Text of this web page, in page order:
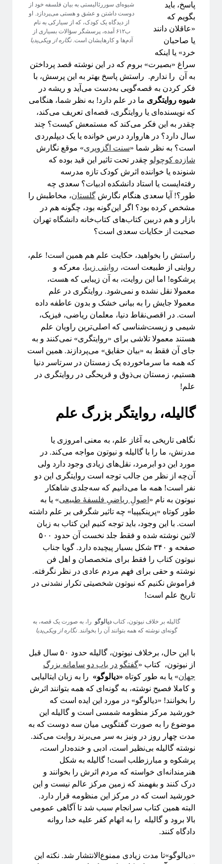
پشت‌پرده نجوم
#شرح_پیچیدگی
دوره «مقدمه‌ای بر بازبهنجارش»
آیا فیزیک می‌تواند شبکه‌های اجتماعی را مدل‌سازی کند؟
برچسب‌ها
Emergence آشوب آمار آینشتین
اخترفیزیک انتخاب رشته انتروپی
انرژی تاریک بازبهنجارش برآمدگی
تحصیلات تکمیلی ترویج علم
دکتری روایتگری در علم
سیستم‌های پیچیده
شبکه‌های پیچیده ظهور
ظهوریافتگی
ماشین لرنینگ مقیاس مکانیک آماری
مکانیک کوانتومی نجوم نسبیت
نسبیت عام نیوتون همه‌گیری پایتون
پدیدارگی پدیده‌های بحرانی
پیچیدگی
کرونا
کهکشان کوانتوم
کیهان شناسی گالیله گذار فاز
یادگیری ماشین
دسته‌ها
آموزش ریاضی
آموزشی
اختر فیزیک
اسرار کوانتومی
برنامه‌نویسی و کار با داده
تاریخ علم
تصاویر
جامعه علمی
خرافات
درباره دانشمندان
دوره دکتری
رادیوفیزیک
روایتگری در علم
ریاضی
زندگی علمی
سایر
سخن اندیشمندان
سیستم‌های پیچیده
سینما
شبه علم
شیوه‌ای سوررئالیستی به بیان فلسفه خود از
دوست داشتن و عشق و هستی می‌پردازد. او
از دیدگاه یک کودک، که از سیارکی به نام
ب۶۱۲ آمده، پرسشگر سؤالات بسیاری از
آدم‌ها و کارهایشان است.نگاره از ویکی‌پدیا
پاسخ، باید
بگویم که
«عاقلان دانند
یا صاحبان
خرد» یا اینکه
سراغ «بصیرت» بروم که در این نوشته قصد پرداختن
به آن را ندارم. راستش پاسخ بهتر به این پرسش، با
فکر کردن به قصه‌گویی به‌دست می‌آید و ریشه در
شیوه روایتگری ما در علم دارد! به نظر شما، هنگامی
که نویسنده‌ای یا روایتگری، قصه‌ای تعریف می‌کند،
چقدر به این فکر می‌کند که مستمعش کیست؟ چند
سال دارد؟ در هاروارد درس خوانده یا یک دیپلم‌ردی
است؟ به نظر شما «سنت‌ اگزوپری» موقع نگارش
شازده کوچولو چقدر تحت تاثیر این قید بوده که
شنونده یا خواننده‌ اثرش کودک تازه مدرسه
رفته‌ایست یا استاد دانشکده ادبیات؟ سعدی چه
طور؟! آیا سعدی هنگام نگارشگلستان، مخاطبش را
مشخص‌ کرده بود؟ اگر این‌گونه بود، چگونه هم در
بازار و هم دربین کتاب‌های کتاب‌خانه دانشگاه تهران
صحبت از حکایات سعدی است؟
راستش را بخواهید، حکایت علم هم همین است! علم،
روایتی از طبیعت است، روایتی زیبا، معرکه و
پرشکوه! اما این روایت، به آن زیبایی که هست،
معمولا نقل نشده و نمی‌شود. روایتگری در علم
معمولا جایش را به بیانی خشک و بدون عاطفه داده
است. در اقصی‌نقاط دنیا، معلمان ریاضی، فیزیک،
شیمی و زیست‌شناسی که اصلی‌ترین راویان علم
هستند معمولا تلاشی برای «روایتگری» نمی‌کنند و به
جای آن فقط به «بیان حقایق» می‌پردازند. همین است
که همه ما سرماخورده یک زمستان در سرتاسر دنیا
هستیم، زمستان بی‌ذوق و قریحگی در روایتگری در
علم!
گالیله، روایتگر بزرگ علم
نگاهی تاریخی به آغاز علم، به معنی امروزی‌ یا
مدرنش، ما را با گالیله و نیوتون مواجه می‌کند. در
مورد این دو ابرمرد، نقل‌های زیادی وجود دارد ولی
آن‌چه از نظر من جالب توجه است روایتگری این دو
نفر است! همه ما می‌دانیم که سه‌جلدی شاهکار
نیوتون به نام « اصولِ ریاضیِ فلسفهٔ طبیعی» یا به
طور کوتاه «پرینکیپیا» چه تاثیر شگرفی بر علم داشته
است. با این وجود، باید توجه کنیم این کتاب به زبان
لاتین نوشته شده و فقط جلد نخست آن حدود ۵۰۰
صفحه و ۳۴۰ شکل بسیار پیچیده دارد. گویا جناب
نیوتون کتاب را فقط برای متخصصان و اهل فن
نوشته و حقی برای فهم مردم عادی در نظر نگرفته.
فراموش نکنیم که نیوتون شخصیتی تکرار نشدنی در
تاریخ علم است!
گالیله بر خلاف نیوتون، کتابدیالوگو را، به صورت یک قصه، به
گونه‌ای نوشته که همه بتوانند آن را بخوانند.نگاره از ویکی‌پدیا
با این حال، برخلاف نیوتون، گالیله حدود ۵۰ سال قبل
از نیوتون، کتاب «گفتگو در باب دو سامانه بزرگ
جهان» یا به طور کوتاه «دیالوگو» را به زبان ایتالیایی
و کاملا فصیح نوشته، به گونه‌ای که همه بتوانند اثرش
را بخوانند! «دیالوگو» در مورد این ایده است که
خورشید مرکز منظومه‌ شمسی است و گالیله این
موضوع را به صورت گفتگویی میان سه دوست که به
مدت چهار روز در ونیز به سر می‌برند روایت‌ می‌کند.
نوشته گالیله بی‌نظیر است، ادبی و خنده‌دار است،
پرشکوه و مبارزطلب است! گالیله به شکل
هنرمندانه‌ای خواسته که مردم اثرش را بخوانند و
درک کنند و بفهمند که زمین مرکز عالم نیست و این
خورشید است که در مرکز این منظومه قرار دارد.
البته همین کتاب سرانجام سبب شد تا آگاهی عمومی
بالا برود و گالیله را به اتهام کفر علیه خدا روانه
دادگاه کنند.
«دیالوگو»تا مدت زیادی ممنوع‌الانتشار شد. نکته این